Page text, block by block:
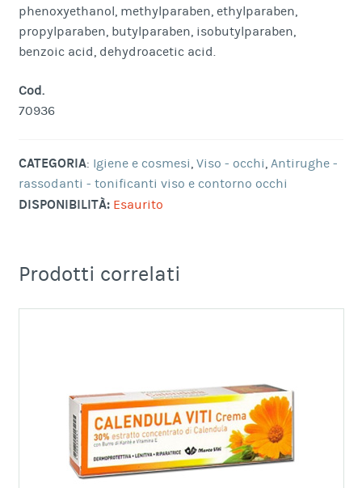
phenoxyethanol, methylparaben, ethylparaben,
propylparaben, butylparaben, isobutylparaben,
benzoic acid, dehydroacetic acid.
Cod.
70936
CATEGORIA: Igiene e cosmesi, Viso - occhi, Antirughe -
rassodanti - tonificanti viso e contorno occhi
DISPONIBILITÀ: Esaurito
Prodotti correlati